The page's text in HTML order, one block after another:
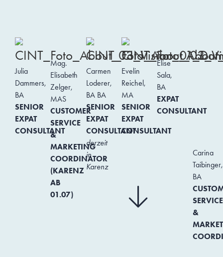
Julia
Dammers,
BA
SENIOR
EXPAT
CONSULTANT
Mag.
Elisabeth
Zelger,
MAS
CUSTOMER
SERVICE
&
MARKETING
COORDINATOR
(KARENZ
AB
01.07)
Carmen
Loderer,
BA BA
SENIOR
EXPAT
CONSULTANT
derzeit
in
Karenz
Evelin
Reichel,
MA
SENIOR
EXPAT
CONSULTANT
Elise
Sala,
BA
EXPAT
CONSULTANT
Carina
Taibinger,
BA
SERVICE
&